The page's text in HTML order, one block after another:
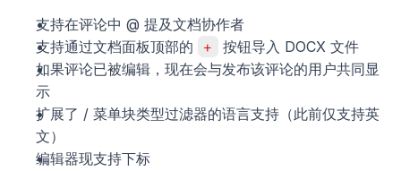
支持在评论中 @ 提及文档协作者
支持通过文档面板顶部的
+
按钮导入 DOCX 文件
如果评论已被编辑，现在会与发布该评论的用户共同显
示
扩展了 / 菜单块类型过滤器的语言支持（此前仅支持英
文）
编辑器现支持下标